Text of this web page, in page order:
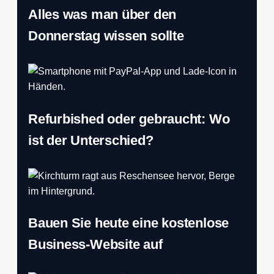
Alles was man über den
Donnerstag wissen sollte
Refurbished oder gebraucht: Wo
ist der Unterschied?
Bauen Sie heute eine kostenlose
Business-Website auf